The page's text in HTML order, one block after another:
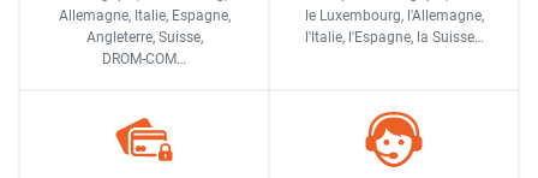
Allemagne, Italie, Espagne,
Angleterre, Suisse,
DROM-COM…
le Luxembourg, l'Allemagne,
l'Italie, l'Espagne, la Suisse…